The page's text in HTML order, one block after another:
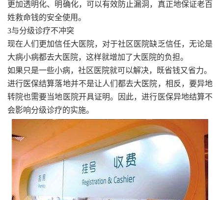
更加透明化、明确化，可以有效防止漏洞，真正地保证老百
姓救命钱的安全使用。
3与分级诊疗不冲突
现在人们更加信任大医院，对于社区医院缺乏信任，无论是
大病小病都去大医院，这样就增加了大医院的负担。
如果只是一些小病，社区医院就可以解决，既省钱又省力。
进行医保结算落地并不是让人们都去大医院，相反，要异地
转院也需要当地医院开具证明。因此，进行医保异地结算不
会影响分级诊疗的实施。